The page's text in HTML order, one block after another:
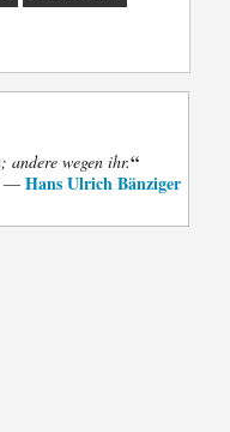
andere wegen ihr.“
— Hans Ulrich Bänziger